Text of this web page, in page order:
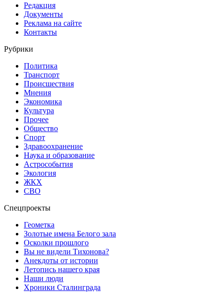
Редакция
Документы
Реклама на сайте
Контакты
Рубрики
Политика
Транспорт
Происшествия
Мнения
Экономика
Культура
Прочее
Общество
Спорт
Здравоохранение
Наука и образование
Астрособытия
Экология
ЖКХ
СВО
Спецпроекты
Геометка
Золотые имена Белого зала
Осколки прошлого
Вы не видели Тихонова?
Анекдоты от истории
Летопись нашего края
Наши люди
Хроники Сталинграда